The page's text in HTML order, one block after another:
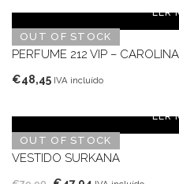
OUT OF STOCK
LER
PERFUME 212 VIP –
€48,45 IVA incluído
OUT OF STOCK
LER
VESTIDO SURKANA